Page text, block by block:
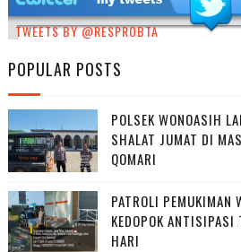
TWEETS BY @RESPROBTA
POPULAR POSTS
POLSEK WONOASIH
SHALAT JUMAT DI
QOMARI
PATROLI PEMUKIMAN
KEDOPOK ANTISIPASI
HARI